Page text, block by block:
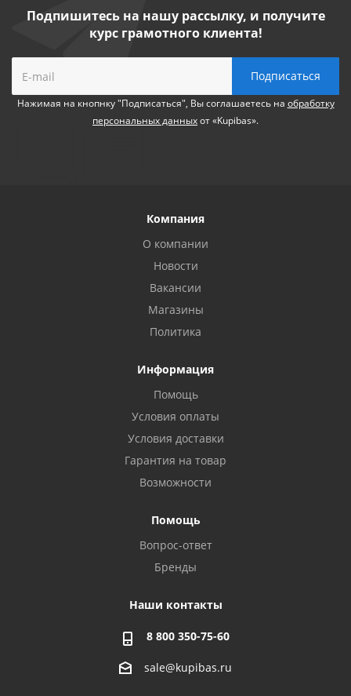
Подпишитесь на нашу рассылку, и получите
курс грамотного клиента!
Нажимая на кнопнку "Подписаться", Вы соглашаетесь на обработку
персональных данныхот «Kupibas».
Компания
О компании
Новости
Вакансии
Магазины
Политика
Информация
Помощь
Условия оплаты
Условия доставки
Гарантия на товар
Возможности
Помощь
Вопрос-ответ
Бренды
Наши контакты
8 800 350-75-60
sale@kupibas.ru